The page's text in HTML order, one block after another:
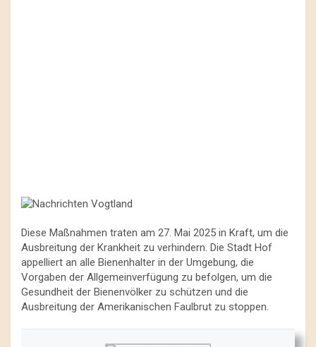
Diese Maßnahmen traten am 27. Mai 2025 in Kraft, um die
Ausbreitung der Krankheit zu verhindern. Die Stadt Hof
appelliert an alle Bienenhalter in der Umgebung, die
Vorgaben der Allgemeinverfügung zu befolgen, um die
Gesundheit der Bienenvölker zu schützen und die
Ausbreitung der Amerikanischen Faulbrut zu stoppen.